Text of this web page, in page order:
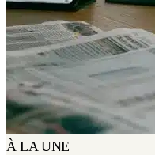
À LA UNE